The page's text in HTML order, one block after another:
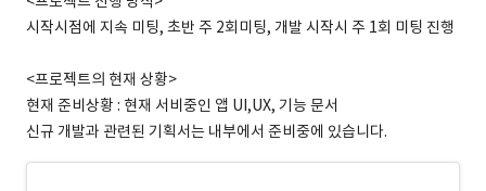
시작시점에 지속 미팅, 초반 주 2회미팅, 개발 시작시 주 1회 미팅 진행
<프로젝트의 현재 상황>
현재 준비상황 : 현재 서비중인 앱 UI,UX, 기능 문서
신규 개발과 관련된 기획서는 내부에서 준비중에 있습니다.